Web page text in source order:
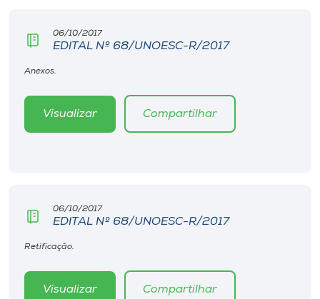
Selecione
06/10/2017
EDITAL Nº 68/UNOESC-R/2017
Anexos.
Visualizar Compartilhar
06/10/2017
EDITAL Nº 68/UNOESC-R/2017
Retificação.
Visualizar Compartilhar